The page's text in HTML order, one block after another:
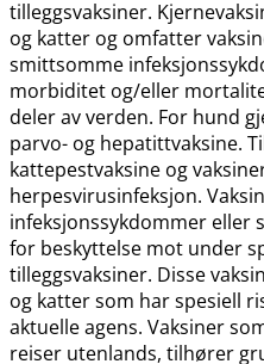
tilleggsvaksiner.
og katter og omfatter
smittsomme
morbiditet og​/​eller
deler av verden. For hund
parvo- og hepatittvaksine.
kattepestvaksine og
herpesvirusinfeksjon.
infeksjonssykdommer eller
for beskyttelse mot under
tilleggsvaksiner. Disse
og katter som har spesiell
aktuelle agens. Vaksiner
reiser utenlands, tilhører